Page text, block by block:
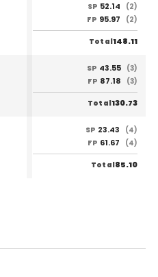
SP 52.14
(2)
FP 95.97 (2)
Total148.11
SP 43.55 (3)
FP 87.18 (3)
Total130.73
SP 23.43
(4)
FP 61.67 (4)
Total85.10